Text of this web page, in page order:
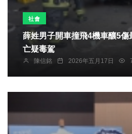
社會
薛姓男子開車撞飛4機車釀5傷
亡疑毒駕
陳信銘 2026年五月17日